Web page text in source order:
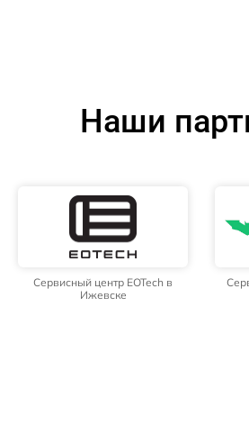
Наши
Сервисный центр EOTech в
Ижевске